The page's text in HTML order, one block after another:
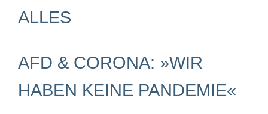
Schwerpunkt NSU
Schwerpunkt »Reichsbürger«
AUSGABEN
Ausgabe 221
Ausgabe 220
ALLES
AFD & CORONA: »WIR
HABEN KEINE PANDEMIE«